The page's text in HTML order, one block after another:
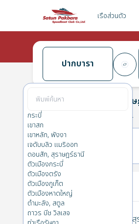
เรือส่วนตัว
ปากบารา
กระบี่
เขาสก
เขาหลัก, พังงา
เจดับบลิว แมริออท
ดอนสัก, สุราษฎร์ธานี
ตัวเมืองกระบี่
ตัวเมืองตรัง
ตัวเมืองภูเก็ต
ตัวเมืองหาดใหญ่
ตำมะลัง, สตูล
ถาวร บีช วิลเลจ
ปากบารา ดอนสัก, สุรา
23(พฤ.)
ตั๋วของคุณ
ปากบารา
ดอนสัก,